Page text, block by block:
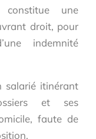
une
droit, pour
indemnité
salarié itinérant
et ses
faute de